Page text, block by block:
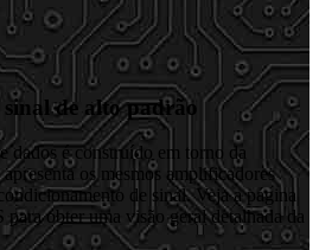
de alto padrão
dados é construído em torno da
os mesmos amplificadores
de sinal. Veja a página
obter uma visão geral detalhada da